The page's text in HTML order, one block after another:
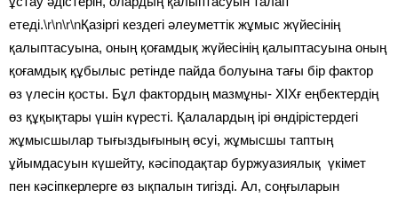
етеді.\r\n\r\nҚазіргі кездегі әлеуметтік жұмыс жүйесінің
қалыптасуына, оның қоғамдық жүйесінің қалыптасуына оның
қоғамдық құбылыс ретінде пайда болуына тағы бір фактор
өз үлесін қосты. Бұл фактордың мазмұны- ХІХғ еңбектердің
өз құқықтары үшін күресті. Қалалардың ірі өндірістердегі
жұмысшылар тығыздығының өсуі, жұмысшы таптың
ұйымдасуын күшейту, кәсіподақтар буржуазиялық үкімет
пен кәсіпкерлерге өз ықпалын тигізді. Ал, соңғыларын